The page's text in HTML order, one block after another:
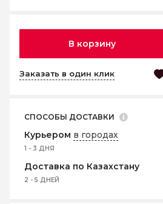
В корзину
Заказать в один клик
СПОСОБЫ ДОСТАВКИ
Курьером в городах
1 - 3 ДНЯ
Доставка по Казахстану
2 - 5 ДНЕЙ